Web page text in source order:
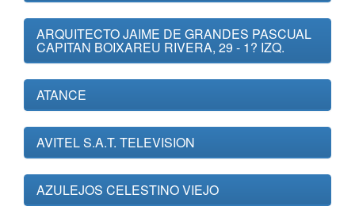
ARQUITECTO JAIME DE GRANDES PASCUAL
CAPITAN BOIXAREU RIVERA, 29 - 1? IZQ.
ATANCE
AVITEL S.A.T. TELEVISION
AZULEJOS CELESTINO VIEJO